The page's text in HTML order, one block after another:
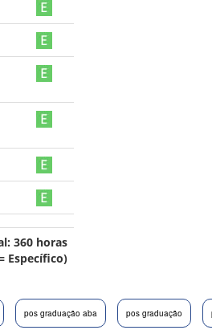
360 horas
pos graduação aba pos graduação